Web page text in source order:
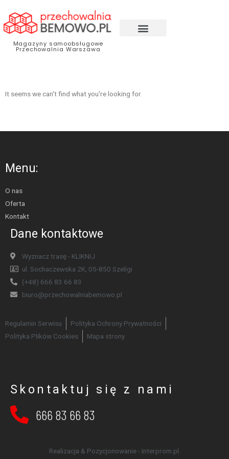
Magazyny samoobsługowe
Przechowalnia Warszawa
It seems we can't find what you're looking for.
Menu:
O nas
Oferta
Kontakt
Dane kontaktowe
Wyznacz trasę - KLIKNIJ
ul. Sochaczewska 2K, 05-850 Szeligi
(+48) 666 83 66 83
biuro@przechowalniabemowo.pl
Regulamin Serwisu
Polityka Ochrony Prywatności
Polityka Plików Cookies
Mapa strony
Skontaktuj się z nami
666 83 66 83
Realizacja & Pozycjonowanie - Interprom.pl.